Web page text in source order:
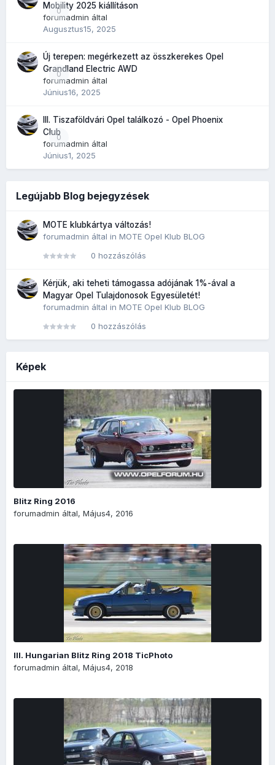
0
Mobility 2025 kiállításon
forumadmin által
Augusztus15, 2025
0
Új terepen: megérkezett az összkerekes Opel
Grandland Electric AWD
forumadmin által
Június16, 2025
0
III. Tiszaföldvári Opel találkozó - Opel Phoenix
Club
forumadmin által
Június1, 2025
Legújabb Blog bejegyzések
MOTE klubkártya változás!
forumadmin által in MOTE Opel Klub BLOG
0 hozzászólás
Kérjük, aki teheti támogassa adójának 1%-ával a
Magyar Opel Tulajdonosok Egyesületét!
forumadmin által in MOTE Opel Klub BLOG
0 hozzászólás
Képek
Blitz Ring 2016
forumadmin által, Május4, 2016
III. Hungarian Blitz Ring 2018 TicPhoto
forumadmin által, Május4, 2018